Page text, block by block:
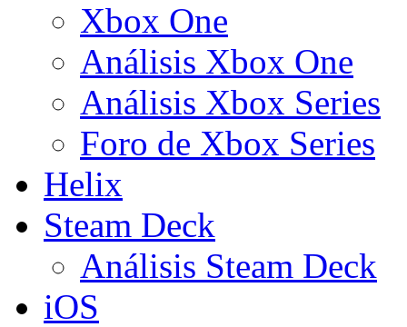
Xbox One
Análisis Xbox One
Análisis Xbox Series
Foro de Xbox Series
Helix
Steam Deck
Análisis Steam Deck
iOS